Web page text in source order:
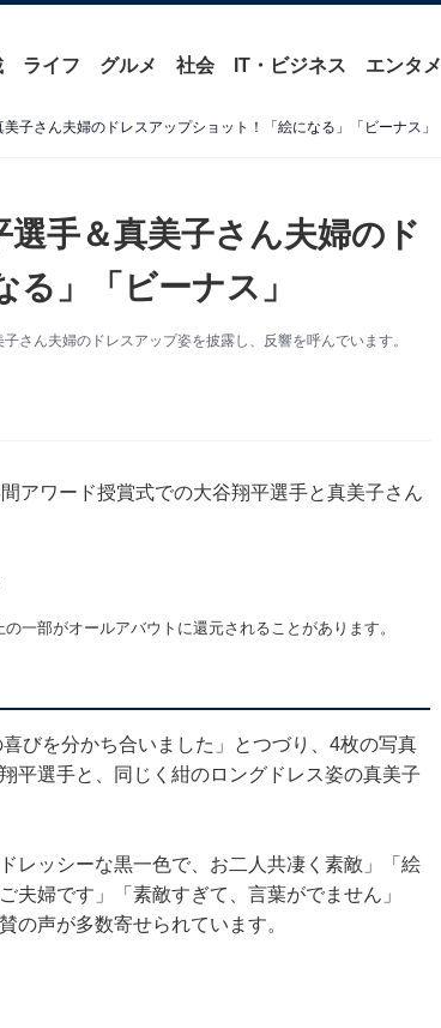
ライフ グルメ 社会 IT・ビジネス エンタメ
子さん夫婦のドレスアップショット！「絵になる」「ビーナス」
選手＆真美子さん夫婦のド
」「ビーナス」
さん夫婦のドレスアップ姿を披露し、反響を呼んでいます。
アワード授賞式での大谷翔平選手と真美子さん
一部がオールアバウトに還元されることがあります。
びを分かち合いました」とつづり、4枚の写真
平選手と、同じく紺のロングドレス姿の真美子
レッシーな黒一色で、お二人共凄く素敵」「絵
夫婦です」「素敵すぎて、言葉がでません」
の声が多数寄せられています。